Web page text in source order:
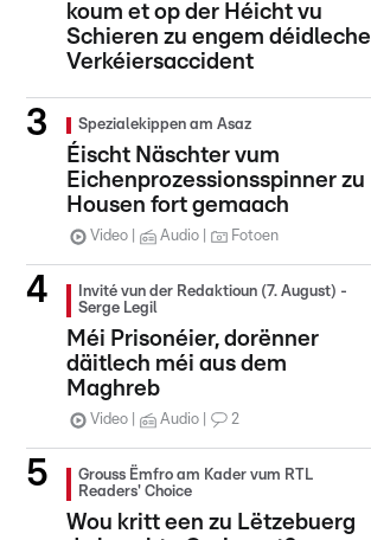
koum et op der Héicht vu
Schieren zu engem déidleche
Verkéiersaccident
Spezialekippen am Asaz
Éischt Näschter vum
Eichenprozessionsspinner zu
Housen fort gemaach
Video Audio Fotoen
Invité vun der Redaktioun (7. August) -
Serge Legil
Méi Prisonéier, dorënner
däitlech méi aus dem
Maghreb
Video Audio 2
Grouss Ëmfro am Kader vum RTL
Readers' Choice
Wou kritt een zu Lëtzebuerg